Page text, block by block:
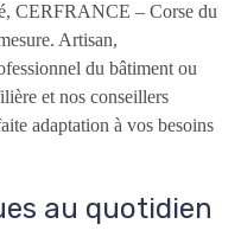
CERFRANCE – Corse du
Artisan,
du bâtiment ou
et nos conseillers
adaptation à vos besoins
au quotidien